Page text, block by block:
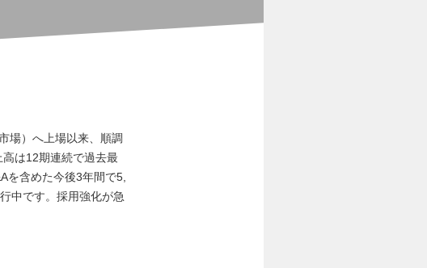
場）へ上場以来、順調
は12期連続で過去最
を含めた今後3年間で5,
中です。採用強化が急